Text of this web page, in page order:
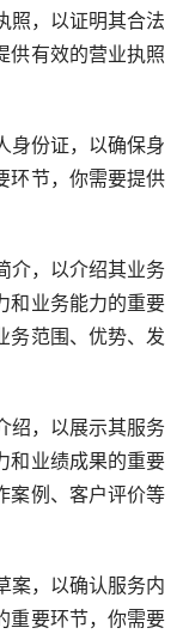
照，以证明其合法
供有效的营业执照
身份证，以确保身
环节，你需要提供
介，以介绍其业务
和业务能力的重要
务范围、优势、发
绍，以展示其服务
和业绩成果的重要
案例、客户评价等
案，以确认服务内
重要环节，你需要